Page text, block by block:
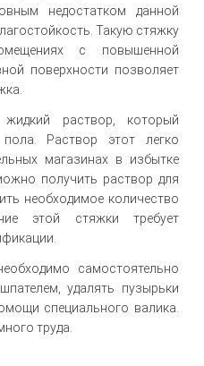
недостатком данной
Такую стяжку
с повышенной
поверхности позволяет
раствор, который
Раствор этот легко
магазинах в избытке
получить раствор для
необходимое количество
этой стяжки требует
самостоятельно
удалять пузырьки
специального валика.
труда.